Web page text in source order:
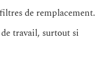
de remplacement.
travail, surtout si